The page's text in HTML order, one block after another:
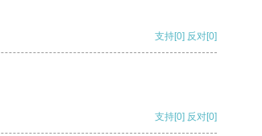
支持[0] 反对[0]
支持[0] 反对[0]